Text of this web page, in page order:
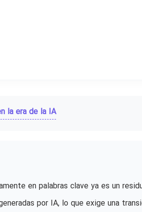
la era de la IA
en palabras clave ya es un
por IA, lo que exige una